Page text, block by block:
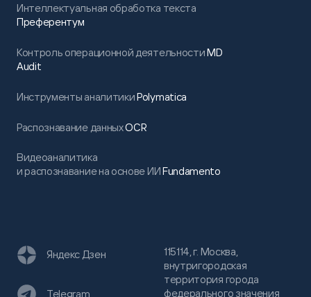
Интеллектуальная обработка текста
Преферентум
Контроль операционной деятельностиMD
Audit
Инструменты аналитикиPolymatica
Распознавание данныхOCR
Видеоаналитика
и распознавание на основе ИИFundamento
115114, г. Москва,
внутригородская
территория города
федерального значения
Яндекс Дзен
Telegram